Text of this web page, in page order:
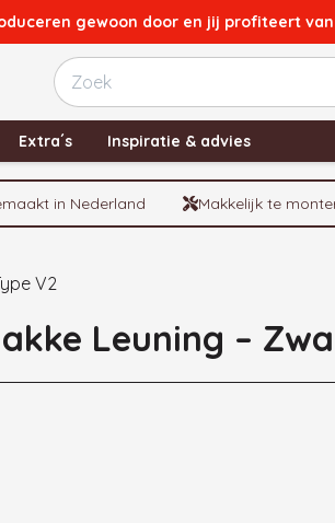
gewoon door en jij profiteert
Test
Extra´s Inspiratie & advies
in Nederland Makkelijk te
V2
Leuning –